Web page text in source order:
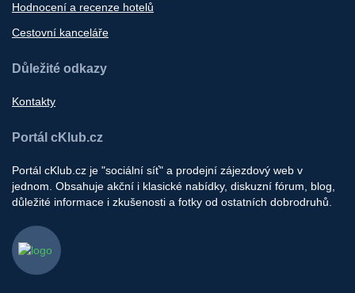
Hodnocení a recenze hotelů
Cestovní kanceláře
Důležité odkazy
Kontakty
Portál cKlub.cz
Portál cKlub.cz je "sociální síť" a prodejní zájezdový web v
jednom. Obsahuje akční i klasické nabídky, diskuzní fórum, blog,
důležité informace i zkušenosti a fotky od ostatních dobrodruhů.